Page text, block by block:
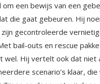
om een bewijs van een
die gaat gebeuren. Hij
zijn gecontroleerde
bail-outs en rescue
wel. Hij vertelt ook dat
scenario’s klaar, die
en door wat wij doen.
en partijen illusies zijn, er is
en dat is de Familie.